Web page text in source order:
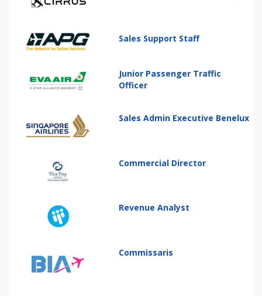
Sales Support Staff
Junior Passenger Traffic
Officer
Sales Admin Executive Benelux
Commercial Director
Revenue Analyst
Commissaris